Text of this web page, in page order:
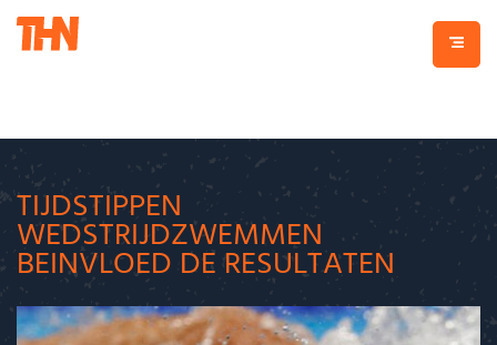
TIJDSTIPPEN
WEDSTRIJDZWEMMEN
BEINVLOED DE RESULTATEN